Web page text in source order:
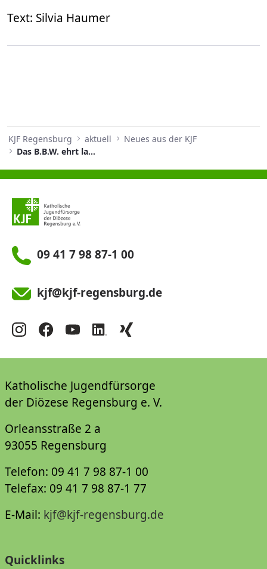
Text: Silvia Haumer
KJF Regensburg aktuell
Neues aus der KJF
Das B.B.W. ehrt langjährige Mitarbeiterinnen und Mitarbeiter
09 41 7 98 87-1 00
kjf@kjf-regensburg.de
Katholische Jugendfürsorge
der Diözese Regensburg e. V.
Orleansstraße 2 a
93055 Regensburg
Telefon: 09 41 7 98 87-1 00
Telefax: 09 41 7 98 87-1 77
E-Mail: kjf@kjf-regensburg.de
Quicklinks